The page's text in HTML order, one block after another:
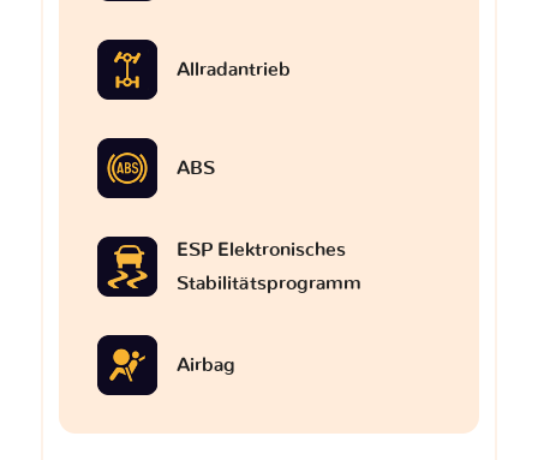
Allradantrieb
ABS
ESP Elektronisches
Stabilitätsprogramm
Airbag